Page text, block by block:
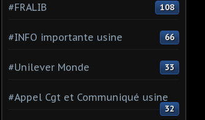
#FRALIB 108
#INFO importante usine 66
#Unilever Monde 33
#Appel Cgt et Communiqué usine
32